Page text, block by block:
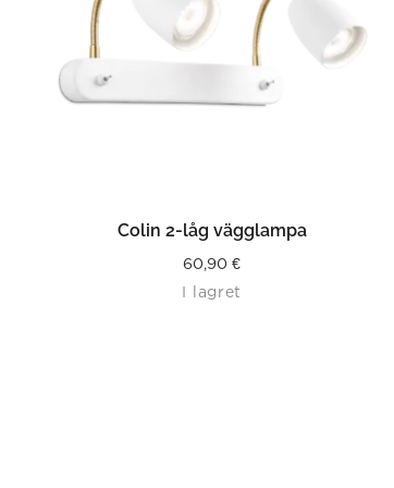
LÄS MER
Colin 2-låg vägglampa
60,90€
I lagret